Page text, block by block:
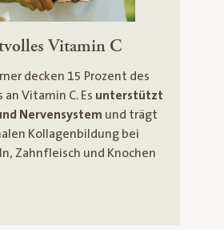
Vitamin C
decken 15 Prozent des
Vitamin C. Es unterstützt
Nervensystem und trägt
Kollagenbildung bei
Zahnfleisch und Knochen